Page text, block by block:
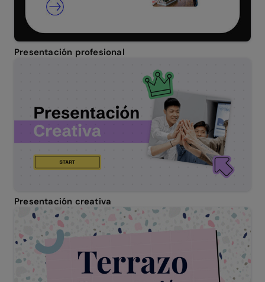
Presentación profesional
Presentación creativa